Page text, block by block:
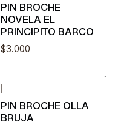
PIN BROCHE
NOVELA EL
PRINCIPITO BARCO
$3.000
PIN BROCHE OLLA
BRUJA